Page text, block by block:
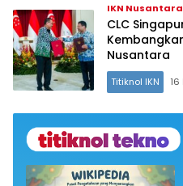
IKN Nusantara
CLC
Nusantara
Titiknol IKN